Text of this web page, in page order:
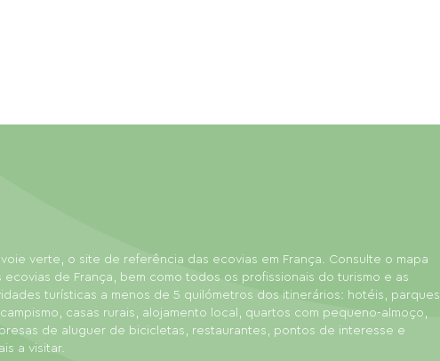
voie verte, o site de referência das ecovias em França. Consulte o mapa
ecovias de França, bem como todos os profissionais do turismo e as
turísticas a menos de 5 quilómetros dos itinerários: hotéis, parques
casas rurais, alojamento local, quartos com pequeno-almoço,
de aluguer de bicicletas, restaurantes, pontos de interesse e
a visitar.